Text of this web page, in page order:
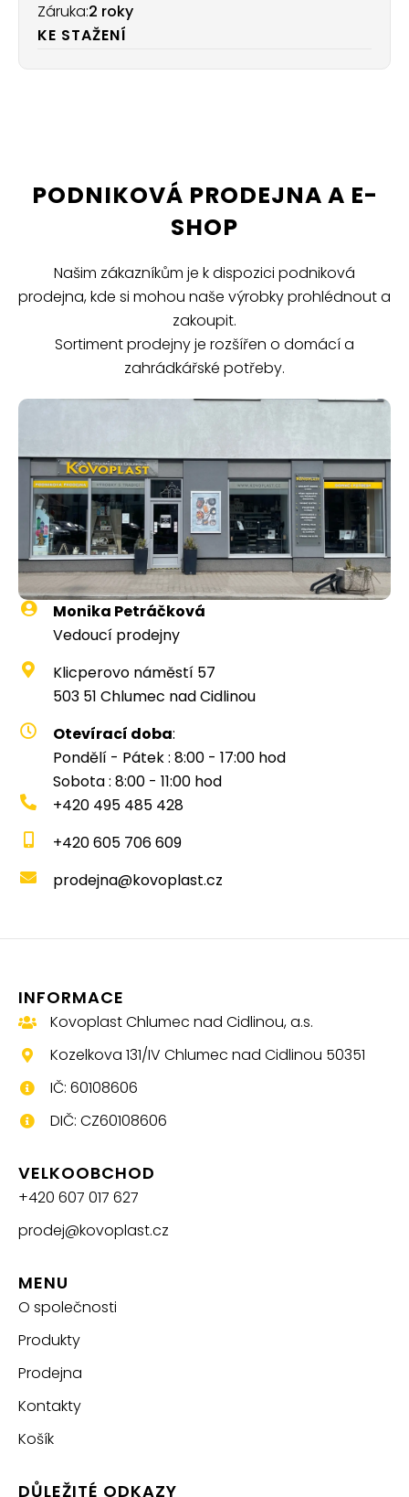
Záruka:2 roky
KE STAŽENÍ
PODNIKOVÁ PRODEJNA A E-
SHOP
Našim zákazníkům je k dispozici podniková
prodejna, kde si mohou naše výrobky prohlédnout a
zakoupit.
Sortiment prodejny je rozšířen o domácí a
zahrádkářské potřeby.
Monika Petráčková
Vedoucí prodejny
Klicperovo náměstí 57
503 51 Chlumec nad Cidlinou
Otevírací doba:
Pondělí - Pátek : 8:00 - 17:00 hod
Sobota : 8:00 - 11:00 hod
+420 495 485 428
+420 605 706 609
prodejna@kovoplast.cz
INFORMACE
Kovoplast Chlumec nad Cidlinou, a.s.
Kozelkova 131/IV Chlumec nad Cidlinou 50351
IČ: 60108606
DIČ: CZ60108606
VELKOOBCHOD
+420 607 017 627
prodej@kovoplast.cz
MENU
O společnosti
Produkty
Prodejna
Kontakty
Košík
DŮLEŽITÉ ODKAZY